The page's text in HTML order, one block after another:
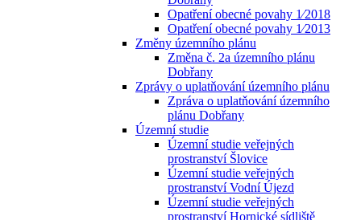
Opatření obecné povahy 1⁄2018
Opatření obecné povahy 1⁄2013
Změny územního plánu
Změna č. 2a územního plánu
Dobřany
Zprávy o uplatňování územního plánu
Zpráva o uplatňování územního
plánu Dobřany
Územní studie
Územní studie veřejných
prostranství Šlovice
Územní studie veřejných
prostranství Vodní Újezd
Územní studie veřejných
prostranství Hornické sídliště